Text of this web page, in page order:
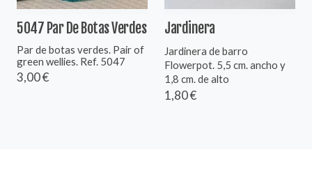
5047 Par De Botas Verdes
Par de botas verdes. Pair of
green wellies. Ref. 5047
3,00 €
Jardinera
Jardinera de barro
Flowerpot. 5,5 cm. ancho y
1,8 cm. de alto
1,80 €